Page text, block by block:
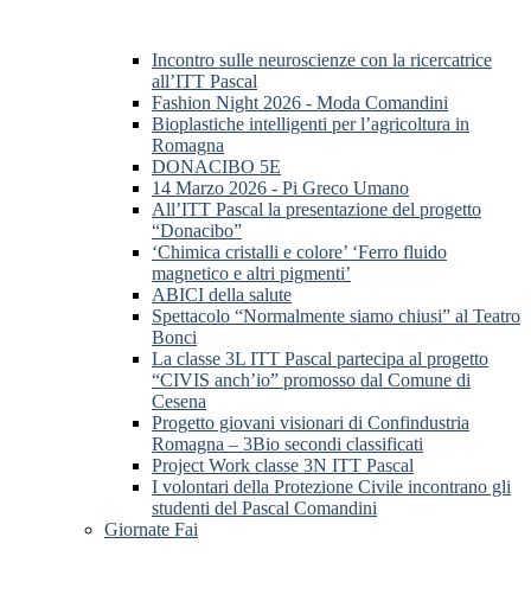
Incontro sulle neuroscienze con la ricercatrice
all’ITT Pascal
Fashion Night 2026 - Moda Comandini
Bioplastiche intelligenti per l’agricoltura in
Romagna
DONACIBO 5E
14 Marzo 2026 - Pi Greco Umano
All’ITT Pascal la presentazione del progetto
“Donacibo”
‘Chimica cristalli e colore’ ‘Ferro fluido
magnetico e altri pigmenti’
ABICI della salute
Spettacolo “Normalmente siamo chiusi” al Teatro
Bonci
La classe 3L ITT Pascal partecipa al progetto
“CIVIS anch’io” promosso dal Comune di
Cesena
Progetto giovani visionari di Confindustria
Romagna – 3Bio secondi classificati
Project Work classe 3N ITT Pascal
I volontari della Protezione Civile incontrano gli
studenti del Pascal Comandini
Giornate Fai